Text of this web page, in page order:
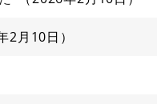
2月10日